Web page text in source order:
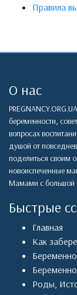
Правила
О нас
беременности,
вопросах
душой от
поделиться своим
новоиспеченные
Мамами с большой
Быстрые
Главная
Как
Роды